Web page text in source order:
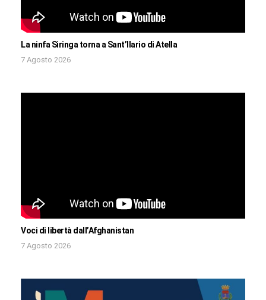
La ninfa Siringa torna a Sant’Ilario di Atella
7 Agosto 2026
Voci di libertà dall’Afghanistan
7 Agosto 2026